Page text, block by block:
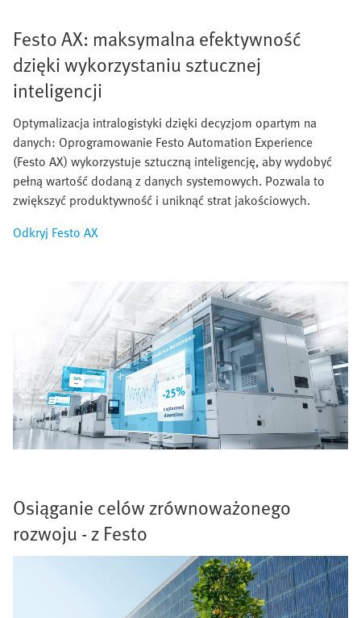
Festo AX: maksymalna efektywność
dzięki wykorzystaniu sztucznej
inteligencji
Optymalizacja intralogistyki dzięki decyzjom opartym na
danych: Oprogramowanie Festo Automation Experience
(Festo AX) wykorzystuje sztuczną inteligencję, aby wydobyć
pełną wartość dodaną z danych systemowych. Pozwala to
zwiększyć produktywność i uniknąć strat jakościowych.
Odkryj Festo AX
Osiąganie celów zrównoważonego
rozwoju - z Festo